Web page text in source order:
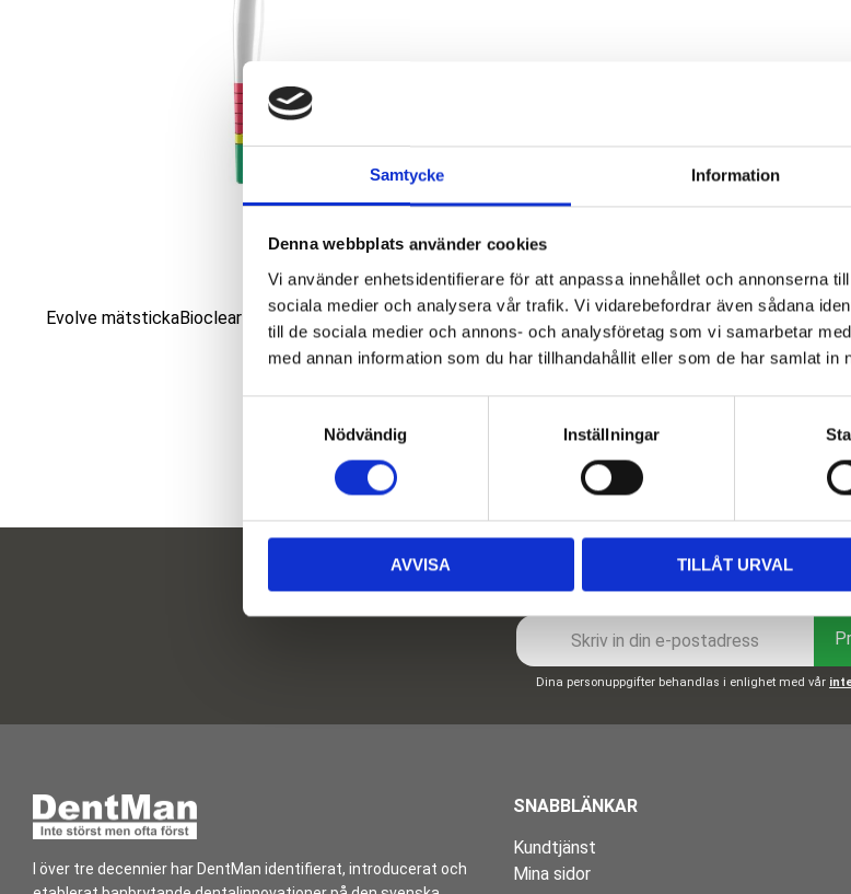
Samtycke Information
Denna webbplats använder cookies
Vi använder enhetsidentifierare för att anpassa innehållet och annonserna
sociala medier och analysera vår trafik. Vi vidarebefordrar även sådana
till de sociala medier och annons- och analysföretag som vi samarbetar
med annan information som du har tillhandahållit eller som de har samlat in
s
Nödvändig Inställningar
AVVISA TILLÅT URVAL
Evolve mätstickaBioclear mätsond för Evolve matriser
Nyhetsbrev
Dina personuppgifter behandlas i enlighet med vår
I över tre decennier har DentMan identifierat, introducerat och
SNABBLÄNKAR
Kundtjänst
Mina sidor